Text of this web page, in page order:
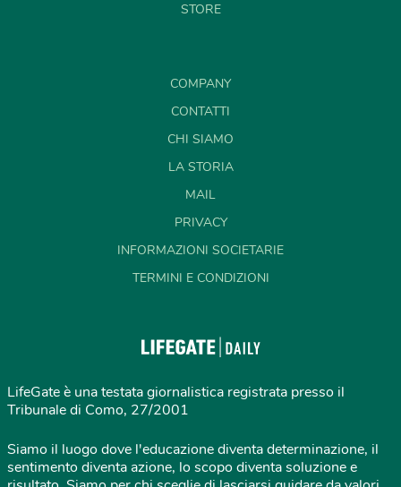
STORE
COMPANY
CONTATTI
CHI SIAMO
LA STORIA
MAIL
PRIVACY
INFORMAZIONI SOCIETARIE
TERMINI E CONDIZIONI
LifeGate è una testata giornalistica registrata presso il
Tribunale di Como, 27/2001
Siamo il luogo dove l'educazione diventa determinazione, il
sentimento diventa azione, lo scopo diventa soluzione e